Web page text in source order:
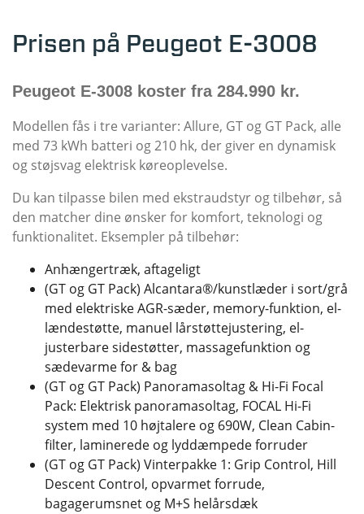
Prisen på Peugeot E-3008
Peugeot E-3008 koster fra 284.990 kr.
Modellen fås i tre varianter: Allure, GT og GT Pack, alle
med 73 kWh batteri og 210 hk, der giver en dynamisk
og støjsvag elektrisk køreoplevelse.
Du kan tilpasse bilen med ekstraudstyr og tilbehør, så
den matcher dine ønsker for komfort, teknologi og
funktionalitet. Eksempler på tilbehør:
Anhængertræk, aftageligt
(GT og GT Pack) Alcantara®/kunstlæder i sort/grå
med elektriske AGR-sæder, memory-funktion, el-
lændestøtte, manuel lårstøttejustering, el-
justerbare sidestøtter, massagefunktion og
sædevarme for & bag
(GT og GT Pack) Panoramasoltag & Hi-Fi Focal
Pack: Elektrisk panoramasoltag, FOCAL Hi-Fi
system med 10 højtalere og 690W, Clean Cabin-
filter, laminerede og lyddæmpede forruder
(GT og GT Pack) Vinterpakke 1: Grip Control, Hill
Descent Control, opvarmet forrude,
bagagerumsnet og M+S helårsdæk